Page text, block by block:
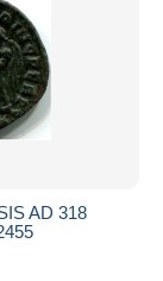
AD 318